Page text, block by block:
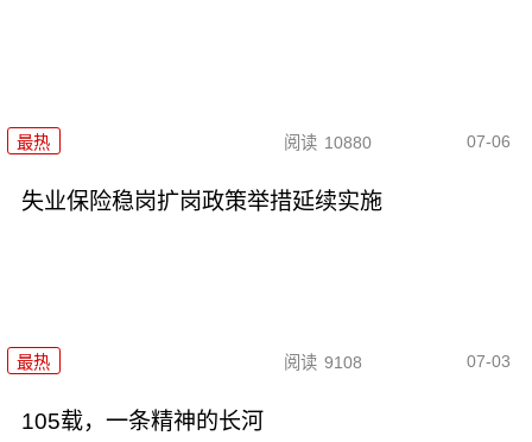
最热 阅读 10880 07-06
失业保险稳岗扩岗政策举措延续实施
最热 阅读 9108 07-03
105载，一条精神的长河